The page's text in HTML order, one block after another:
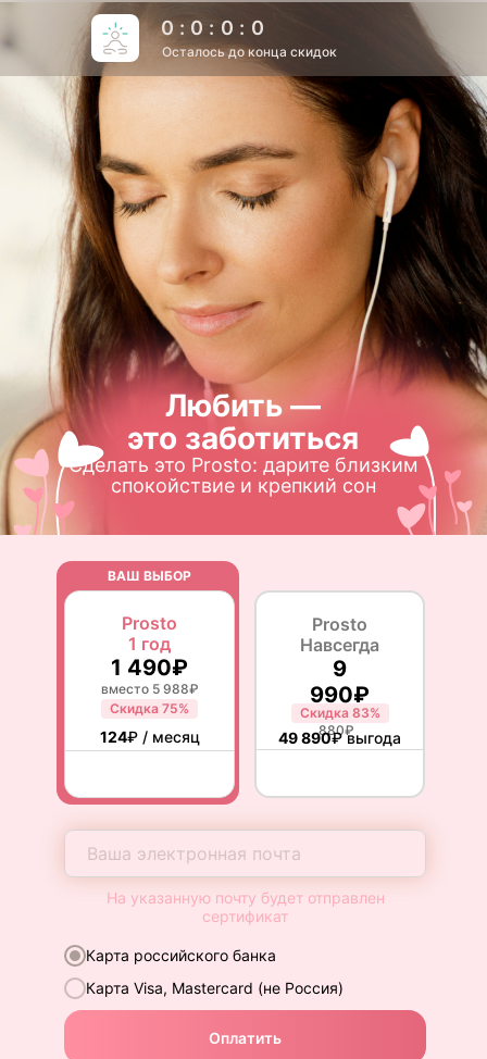
Осталось до конца скидок
0 : 0 : 0 : 0
Любить —
это заботиться
Сделать это Prosto: дарите близким
спокойствие и крепкий сон
ВАШ ВЫБОР
Prosto
1 год
1 490₽
вместо 5 988₽
Cкидка 75%
124₽ / месяц
Prosto
Навсегда
9
990₽
вместо 59
880₽
Скидка 83%
49 890₽ выгода
На указанную почту будет отправлен
сертификат
Карта российского банка
Карта Visa, Mastercard (не Россия)
Оплатить